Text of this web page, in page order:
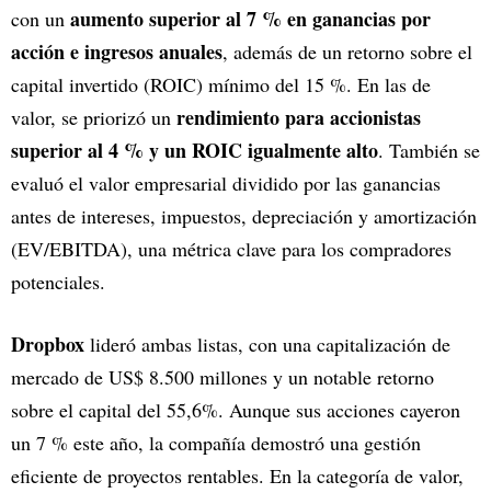
con un aumento superior al 7 % en ganancias por
acción e ingresos anuales, además de un retorno sobre el
capital invertido (ROIC) mínimo del 15 %. En las de
valor, se priorizó un rendimiento para accionistas
superior al 4 % y un ROIC igualmente alto. También se
evaluó el valor empresarial dividido por las ganancias
antes de intereses, impuestos, depreciación y amortización
(EV/EBITDA), una métrica clave para los compradores
potenciales.
Dropbox lideró ambas listas, con una capitalización de
mercado de US$ 8.500 millones y un notable retorno
sobre el capital del 55,6%. Aunque sus acciones cayeron
un 7 % este año, la compañía demostró una gestión
eficiente de proyectos rentables. En la categoría de valor,